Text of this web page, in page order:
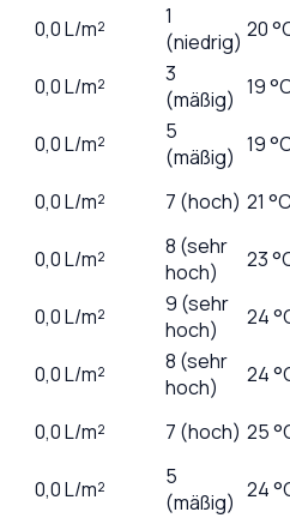
0,0L/m²
1
(niedrig) 20
0,0L/m²
3
(mäßig) 19
0,0L/m²
5
(mäßig) 19
0,0L/m² 7 (hoch) 21
0,0L/m²
8 (sehr
hoch)
23
0,0L/m²
9 (sehr
hoch)
24
0,0L/m²
8 (sehr
hoch)
24
0,0L/m² 7 (hoch) 25
0,0L/m²
5
(mäßig) 24